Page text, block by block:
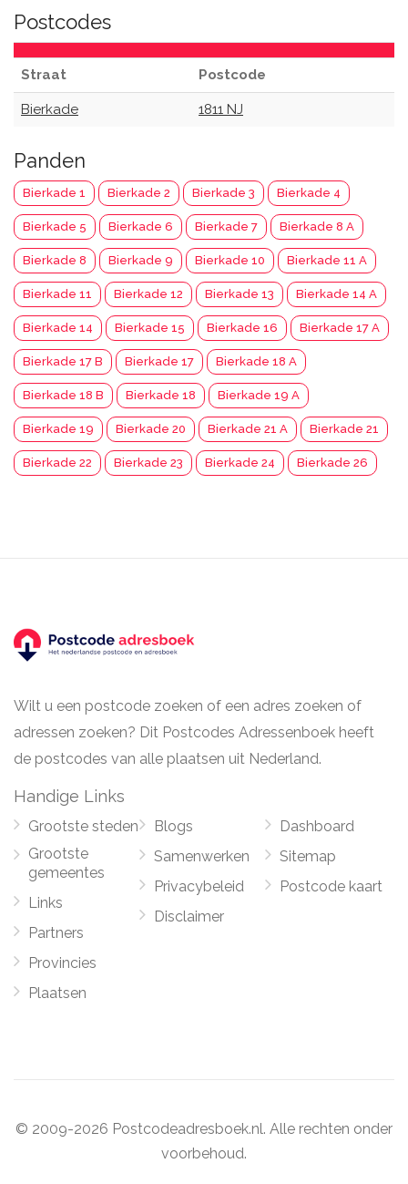
Postcodes
Straat Postcode
Bierkade 1811 NJ
Panden
Bierkade 1 Bierkade 2 Bierkade 3 Bierkade 4
Bierkade 5 Bierkade 6 Bierkade 7 Bierkade 8 A
Bierkade 8 Bierkade 9 Bierkade 10 Bierkade 11 A
Bierkade 11 Bierkade 12 Bierkade 13 Bierkade 14 A
Bierkade 14 Bierkade 15 Bierkade 16 Bierkade 17 A
Bierkade 17 B Bierkade 17 Bierkade 18 A
Bierkade 18 B Bierkade 18 Bierkade 19 A
Bierkade 19 Bierkade 20 Bierkade 21 A Bierkade 21
Bierkade 22 Bierkade 23 Bierkade 24 Bierkade 26
Wilt u een postcode zoeken of een adres zoeken of
adressen zoeken? Dit Postcodes Adressenboek heeft
de postcodes van alle plaatsen uit Nederland.
Handige Links
Grootste steden
Grootste
gemeentes
Links
Partners
Provincies
Plaatsen
Blogs
Samenwerken
Privacybeleid
Disclaimer
Dashboard
Sitemap
Postcode kaart
© 2009-2026 Postcodeadresboek.nl. Alle rechten onder
voorbehoud.